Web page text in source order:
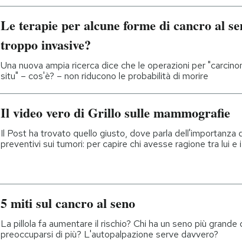
Le terapie per alcune forme di cancro al
troppo invasive?
Una nuova ampia ricerca dice che le operazioni per
situ" – cos'è? – non riducono le probabilità di morire
Il video vero di Grillo sulle mammografie
Il Post ha trovato quello giusto, dove parla dell'importanza
preventivi sui tumori: per capire chi avesse ragione tra lui e
5 miti sul cancro al seno
La pillola fa aumentare il rischio? Chi ha un seno più grande
preoccuparsi di più? L'autopalpazione serve davvero?